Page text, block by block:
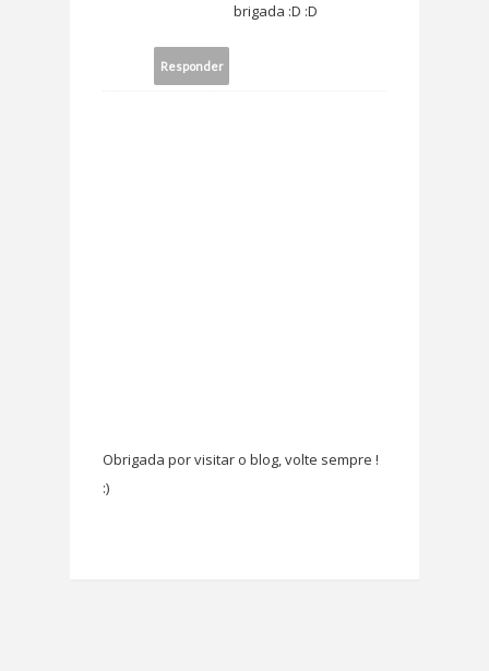
brigada :D :D
Responder
Obrigada por visitar o blog, volte sempre !
:)